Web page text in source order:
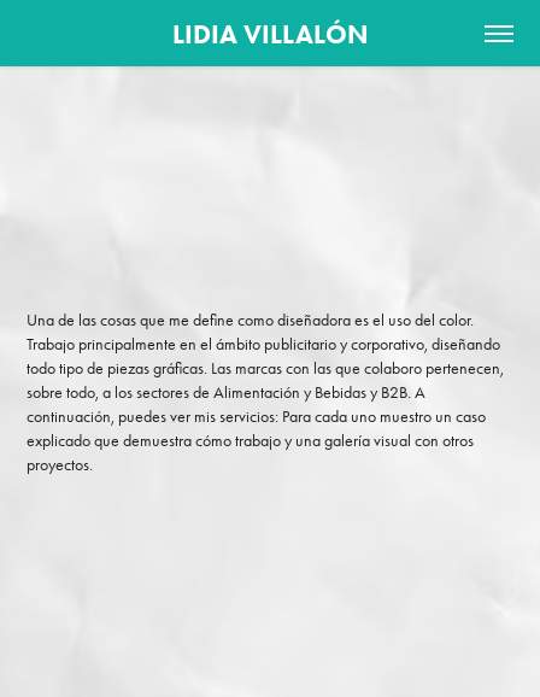
LIDIA VILLALÓN
Una de las cosas que me define como diseñadora es el uso del color.
Trabajo principalmente en el ámbito publicitario y corporativo, diseñando
todo tipo de piezas gráficas. Las marcas con las que colaboro pertenecen,
sobre todo, a los sectores de Alimentación y Bebidas y B2B. A
continuación, puedes ver mis servicios: Para cada uno muestro un caso
explicado que demuestra cómo trabajo y una galería visual con otros
proyectos.